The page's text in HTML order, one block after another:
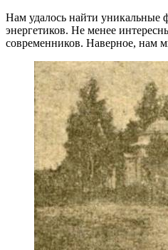
Нам удалось найти уникальные
энергетиков. Не менее
современников. Наверное, нам